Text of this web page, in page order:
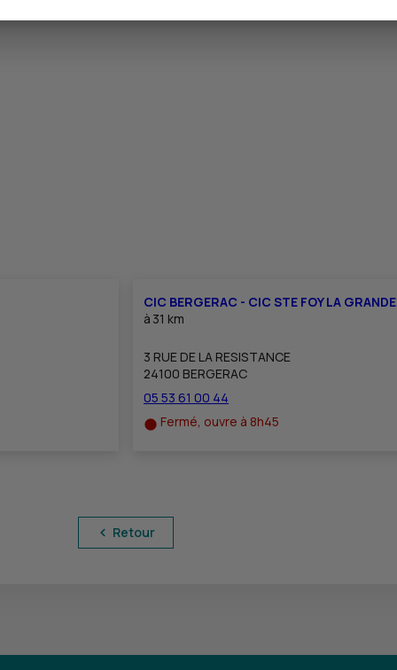
CIC BERGERAC - CIC STE FOY LA GRANDE
à 31 km
3 RUE DE LA RESISTANCE
24100 BERGERAC
05 53 61 00 44
Fermé, ouvre à 8h45
Retour